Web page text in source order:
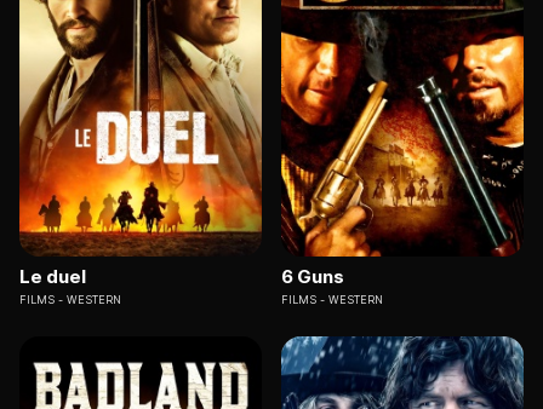
Le duel
FILMS WESTERN
6 Guns
FILMS WESTERN